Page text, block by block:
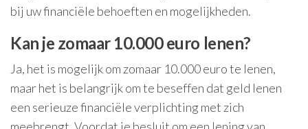
bij uw financiële behoeften en mogelijkheden.
Kan je zomaar 10.000 euro lenen?
Ja, het is mogelijk om zomaar 10.000 euro te lenen,
maar het is belangrijk om te beseffen dat geld lenen
een serieuze financiële verplichting met zich